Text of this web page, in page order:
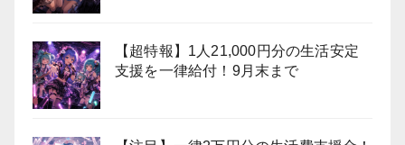
【超特報】1人21,000円分の生活安定
支援を一律給付！9月末まで